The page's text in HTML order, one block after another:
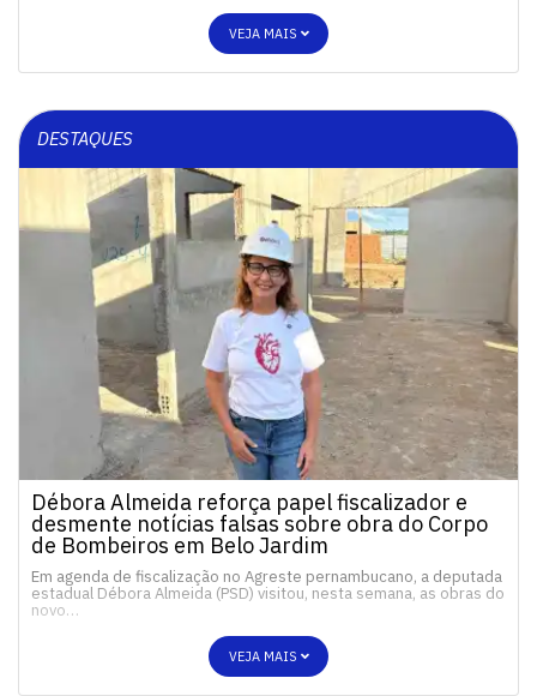
VEJA MAIS
DESTAQUES
Débora Almeida reforça papel fiscalizador e
desmente notícias falsas sobre obra do Corpo
de Bombeiros em Belo Jardim
Em agenda de fiscalização no Agreste pernambucano, a deputada
estadual Débora Almeida (PSD) visitou, nesta semana, as obras do
novo…
VEJA MAIS